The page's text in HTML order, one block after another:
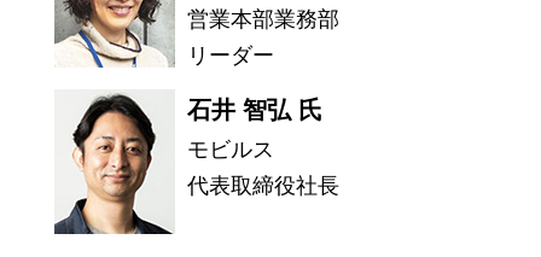
営業本部業務部
リーダー
石井 智弘 氏
モビルス
代表取締役社長